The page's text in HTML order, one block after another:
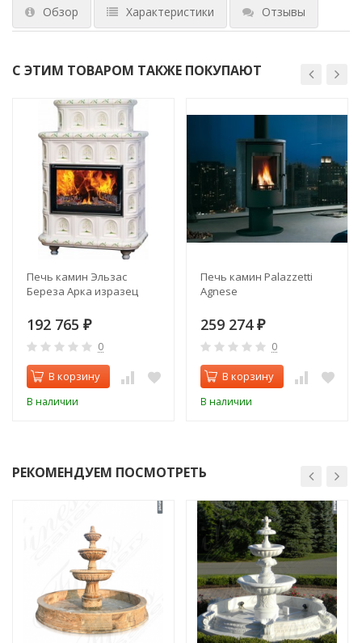
Обзор Характеристики Отзывы
С ЭТИМ ТОВАРОМ ТАКЖЕ ПОКУПАЮТ
Печь камин Эльзас
Береза Арка изразец
192 765 ₽
0
В корзину
В наличии
Печь камин Palazzetti
Agnese
259 274 ₽
0
В корзину
В наличии
РЕКОМЕНДУЕМ ПОСМОТРЕТЬ